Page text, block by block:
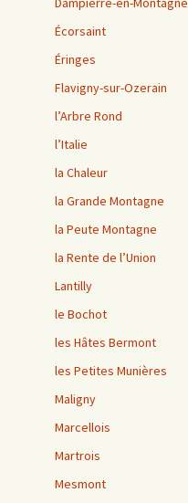
Écorsaint
Éringes
Flavigny-sur-Ozerain
l’Arbre Rond
l’Italie
la Chaleur
la Grande Montagne
la Peute Montagne
la Rente de l’Union
Lantilly
le Bochot
les Hâtes Bermont
les Petites Munières
Maligny
Marcellois
Martrois
Mesmont